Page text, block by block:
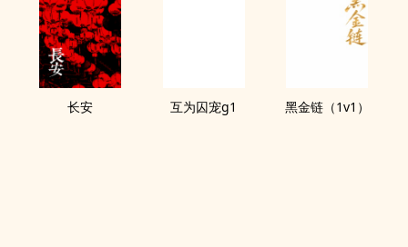
长安 互为囚宠g1 黑金链（1v1）